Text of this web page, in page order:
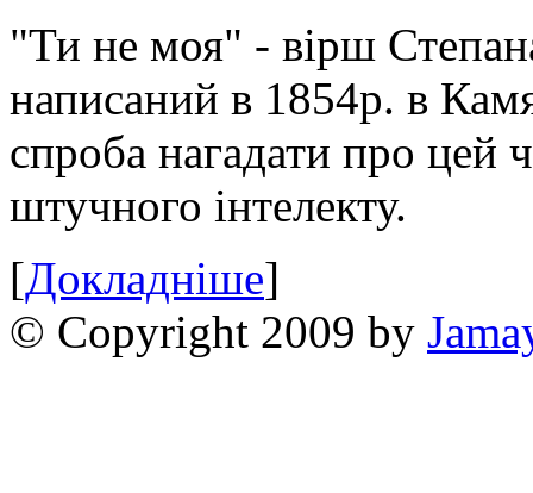
"Ти не моя" - вірш
написаний в 1854р. в
спроба нагадати про цей
штучного інтелекту.
[Докладніше]
© Copyright 2009 by